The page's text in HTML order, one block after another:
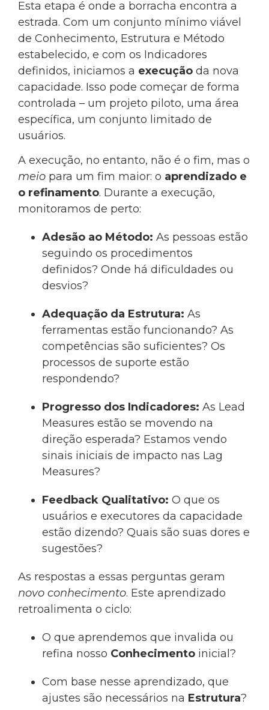
Esta etapa é onde a borracha encontra a
estrada. Com um conjunto mínimo viável
de Conhecimento, Estrutura e Método
estabelecido, e com os Indicadores
definidos, iniciamos a execução da nova
capacidade. Isso pode começar de forma
controlada – um projeto piloto, uma área
específica, um conjunto limitado de
usuários.
A execução, no entanto, não é o fim, mas o
meio para um fim maior: o aprendizado e
o refinamento. Durante a execução,
monitoramos de perto:
Adesão ao Método: As pessoas estão
seguindo os procedimentos
definidos? Onde há dificuldades ou
desvios?
Adequação da Estrutura: As
ferramentas estão funcionando? As
competências são suficientes? Os
processos de suporte estão
respondendo?
Progresso dos Indicadores: As Lead
Measures estão se movendo na
direção esperada? Estamos vendo
sinais iniciais de impacto nas Lag
Measures?
Feedback Qualitativo: O que os
usuários e executores da capacidade
estão dizendo? Quais são suas dores e
sugestões?
As respostas a essas perguntas geram
novo conhecimento. Este aprendizado
retroalimenta o ciclo:
O que aprendemos que invalida ou
refina nosso Conhecimento inicial?
Com base nesse aprendizado, que
ajustes são necessários na Estrutura?